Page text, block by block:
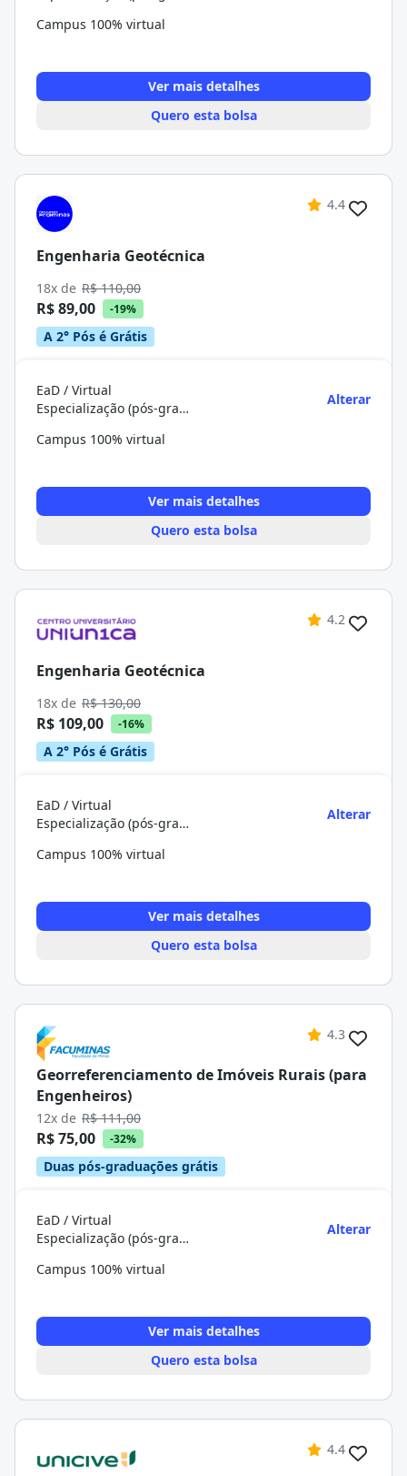
Campus 100% virtual
Ver mais detalhes
Quero esta bolsa
4.4
Engenharia Geotécnica
18x de R$ 110,00
R$ 89,00 -19%
A 2° Pós é Grátis
EaD / Virtual
Especialização (pós-graduação)
Alterar
Campus 100% virtual
Ver mais detalhes
Quero esta bolsa
4.2
Engenharia Geotécnica
18x de R$ 130,00
R$ 109,00 -16%
A 2° Pós é Grátis
EaD / Virtual
Especialização (pós-graduação)
Alterar
Campus 100% virtual
Ver mais detalhes
Quero esta bolsa
4.3
Georreferenciamento de Imóveis Rurais (para
Engenheiros)
12x de R$ 111,00
R$ 75,00 -32%
Duas pós-graduações grátis
EaD / Virtual
Especialização (pós-graduação)
Alterar
Campus 100% virtual
Ver mais detalhes
Quero esta bolsa
4.4